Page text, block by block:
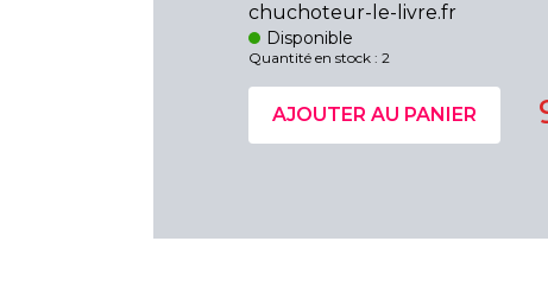
chuchoteur-le-livre.fr
Disponible
Quantité en stock : 2
AJOUTER AU PANIER